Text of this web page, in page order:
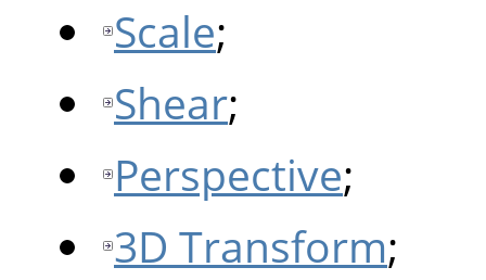
Scale;
Shear;
Perspective;
3D Transform;